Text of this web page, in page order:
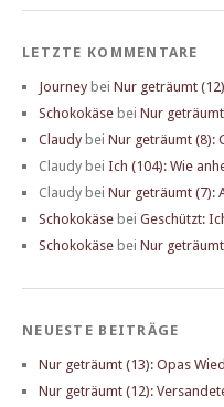
LETZTE KOMMENTARE
Journey bei Nur geträumt
Schokokäse bei Nur
Claudy bei Nur geträumt (8):
Claudy bei Ich (104): Wie
Claudy bei Nur geträumt (7):
Schokokäse bei Geschützt:
Schokokäse bei Nur
NEUESTE BEITRÄGE
Nur geträumt (13): Opas
Nur geträumt (12):